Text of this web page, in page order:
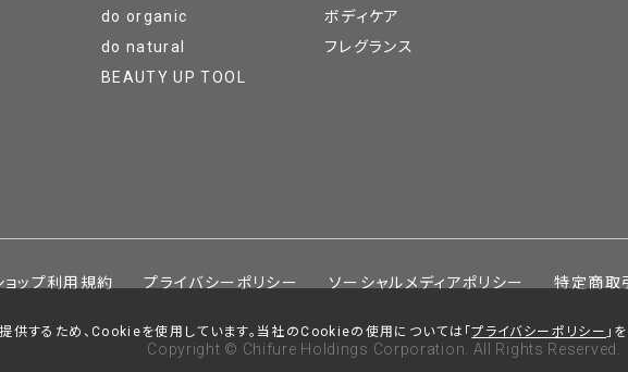
do organic
do natural
BEAUTY UP TOOL
ボディケア
フレグランス
ョップ利用規約 プライバシーポリシー ソーシャルメディアポリシー 特定商取
Copyright © Chifure Holdings Corporation. All Rights Reserved.
供するため、Cookieを使用しています。当社のCookieの使用については「プライバシーポリシー 」